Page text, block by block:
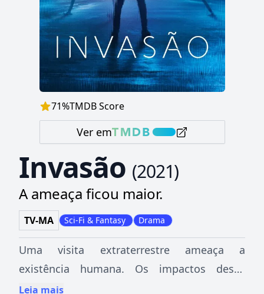
71%TMDB Score
Ver em
Invasão (2021)
A ameaça ficou maior.
TV-MA Sci-Fi & Fantasy Drama
Uma visita extraterrestre ameaça a
existência humana. Os impactos dessa
chegada são acompanhados em tempo real
Leia mais